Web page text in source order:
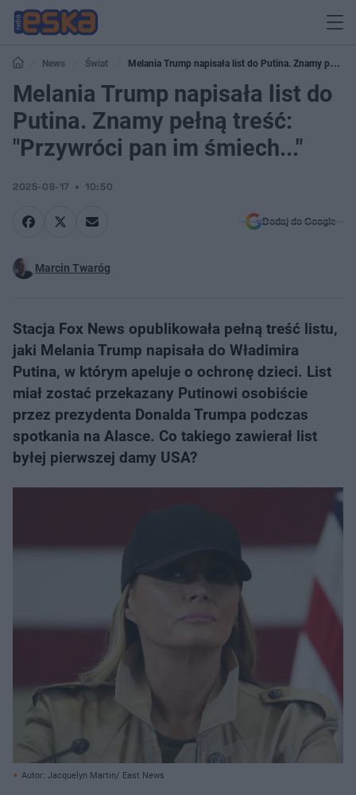
News Świat
Melania Trump napisała list do Putina. Znamy pełną
treść: "Przywróci pan im śmiech..."
Melania Trump napisała list do
Putina. Znamy pełną treść:
"Przywróci pan im śmiech..."
2025-08-17 10:50
Dodaj do Google
Marcin Twaróg
Stacja Fox News opublikowała pełną treść listu,
jaki Melania Trump napisała do Władimira
Putina, w którym apeluje o ochronę dzieci. List
miał zostać przekazany Putinowi osobiście
przez prezydenta Donalda Trumpa podczas
spotkania na Alasce. Co takiego zawierał list
byłej pierwszej damy USA?
Autor: Jacquelyn Martin/ East News